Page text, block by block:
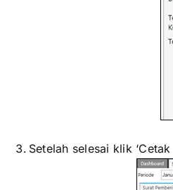
Setelah selesai klik